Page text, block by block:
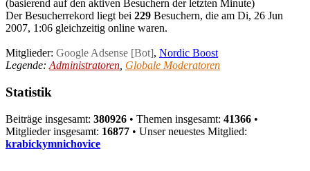
(basierend auf den aktiven Besuchern der letzten Minute)
Der Besucherrekord liegt bei 229 Besuchern, die am Di, 26 Jun
2007, 1:06 gleichzeitig online waren.
Mitglieder: Google Adsense [Bot], Nordic Boost
Legende: Administratoren Globale Moderatoren
Statistik
Beiträge insgesamt: 380926 • Themen insgesamt: 41366 •
Mitglieder insgesamt: 16877 • Unser neuestes Mitglied:
krabickymnichovice